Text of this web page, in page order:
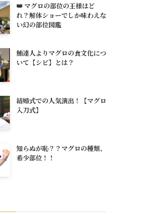
👑 マグロの部位の王様はど
れ？解体ショーでしか味わえな
い幻の部位図鑑
鮪達人よりマグロの食文化につ
いて【シビ】とは？
結婚式での人気演出！【マグロ
入刀式】
知らぬが恥？？マグロの種類、
希少部位！！